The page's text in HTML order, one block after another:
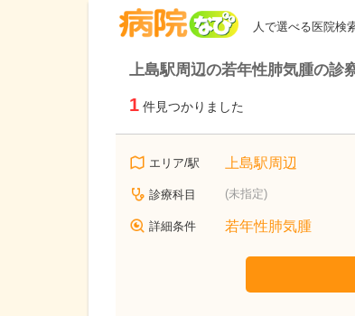
人で選べる医院検
上島駅周辺の若年性肺気腫の診
1 件見つかりました
エリア/駅 上島駅周辺
診療科目 (未指定)
詳細条件 若年性肺気腫